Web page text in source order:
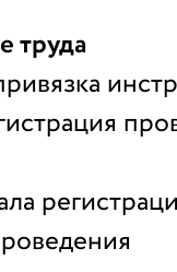
труда